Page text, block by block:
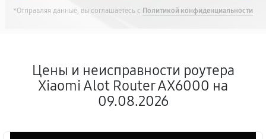
*Отправляя данные, вы соглашаетесь с Политикой конфиденциальности
Цены и неисправности роутера
Xiaomi Alot Router AX6000 на
09.08.2026